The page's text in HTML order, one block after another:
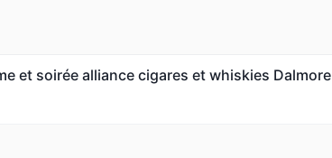
et soirée alliance cigares et whiskies Dalmore